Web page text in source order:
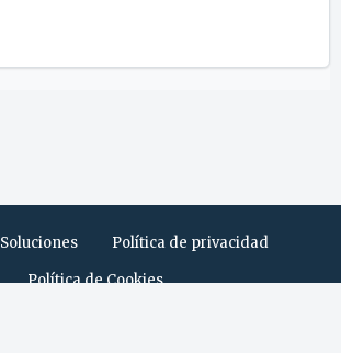
Soluciones
Política de privacidad
Política de Cookies